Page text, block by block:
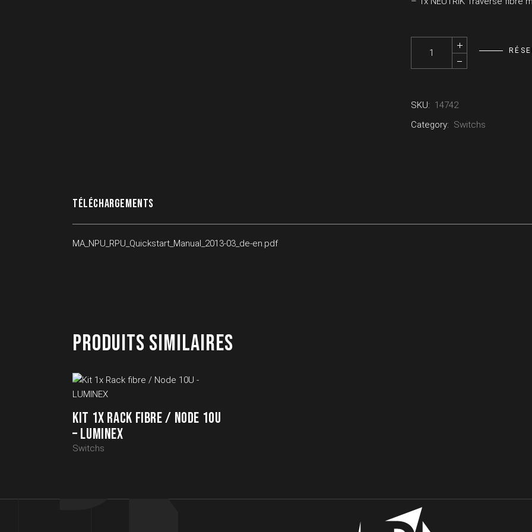
Kit 1x Rack LUMINEX - Fibre (+
SKU: 14742
Category: Switchs
TÉLÉCHARGEMENTS
MA_NPU_RPU_Quickstart_Manual_2013-03_de-en.pdf
PRODUITS SIMILAIRES
KIT 1X RACK FIBRE / NODE 10U
– LUMINEX
Switchs